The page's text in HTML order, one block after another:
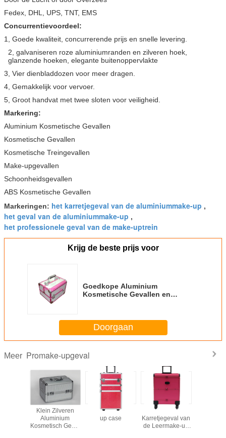
Fedex, DHL, UPS, TNT, EMS
Concurrentievoordeel:
1, Goede kwaliteit, concurrerende prijs en snelle levering.
2, galvaniseren roze aluminiumranden en zilveren hoek,
glanzende hoeken, elegante buitenoppervlakte
3, Vier dienbladdozen voor meer dragen.
4, Gemakkelijk voor vervoer.
5, Groot handvat met twee sloten voor veiligheid.
Markering:
Aluminium Kosmetische Gevallen
Kosmetische Gevallen
Kosmetische Treingevallen
Make-upgevallen
Schoonheidsgevallen
ABS Kosmetische Gevallen
Markeringen: het karretjegeval van de aluminiummake-up ,
het geval van de aluminiummake-up ,
het professionele geval van de make-uptrein
Krijg de beste prijs voor
Goedkope Aluminium
Kosmetische Gevallen en
Doorgaan
Meer Promake-upgeval
Klein Zilveren
Aluminium
Kosmetisch Geval
3 in 1 Pro make-
up case
Roze het
Karretjegeval van
de Leermake-up